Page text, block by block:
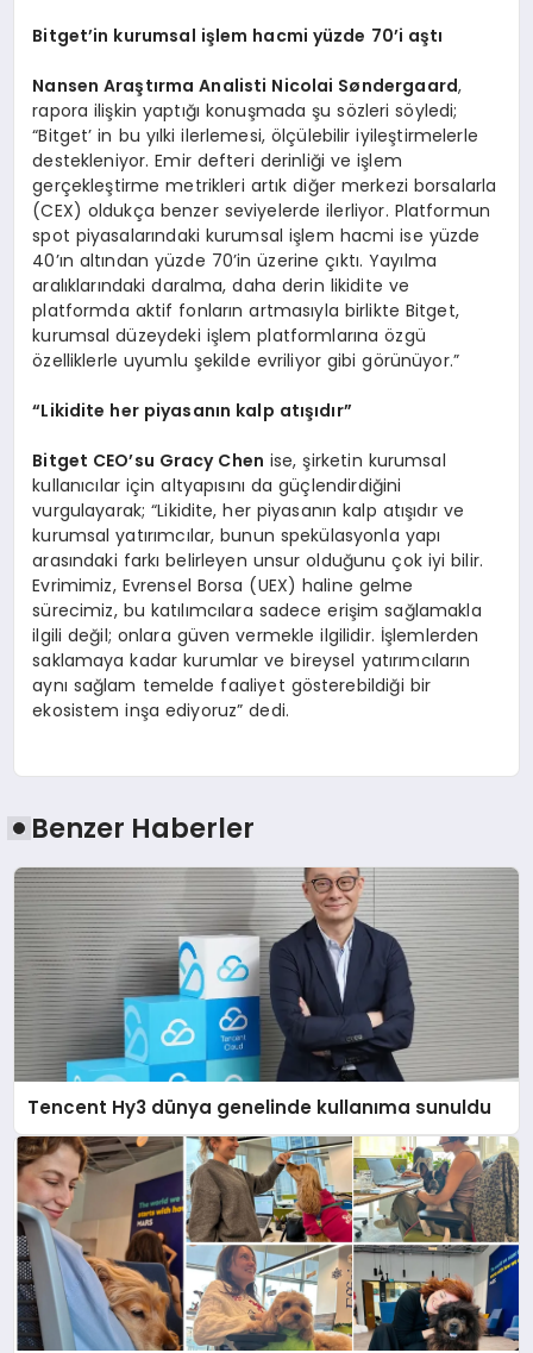
Bitget’in kurumsal işlem hacmi yüzde 70’i aştı
Nansen Araştırma Analisti Nicolai Søndergaard,
rapora ilişkin yaptığı konuşmada şu sözleri söyledi;
“Bitget’ in bu yılki ilerlemesi, ölçülebilir iyileştirmelerle
destekleniyor. Emir defteri derinliği ve işlem
gerçekleştirme metrikleri artık diğer merkezi borsalarla
(CEX) oldukça benzer seviyelerde ilerliyor. Platformun
spot piyasalarındaki kurumsal işlem hacmi ise yüzde
40’ın altından yüzde 70’in üzerine çıktı. Yayılma
aralıklarındaki daralma, daha derin likidite ve
platformda aktif fonların artmasıyla birlikte Bitget,
kurumsal düzeydeki işlem platformlarına özgü
özelliklerle uyumlu şekilde evriliyor gibi görünüyor.”
“Likidite her piyasanın kalp atışıdır”
Bitget CEO’su Gracy Chen ise, şirketin kurumsal
kullanıcılar için altyapısını da güçlendirdiğini
vurgulayarak; “Likidite, her piyasanın kalp atışıdır ve
kurumsal yatırımcılar, bunun spekülasyonla yapı
arasındaki farkı belirleyen unsur olduğunu çok iyi bilir.
Evrimimiz, Evrensel Borsa (UEX) haline gelme
sürecimiz, bu katılımcılara sadece erişim sağlamakla
ilgili değil; onlara güven vermekle ilgilidir. İşlemlerden
saklamaya kadar kurumlar ve bireysel yatırımcıların
aynı sağlam temelde faaliyet gösterebildiği bir
ekosistem inşa ediyoruz” dedi.
Benzer Haberler
Tencent Hy3 dünya genelinde kullanıma sunuldu